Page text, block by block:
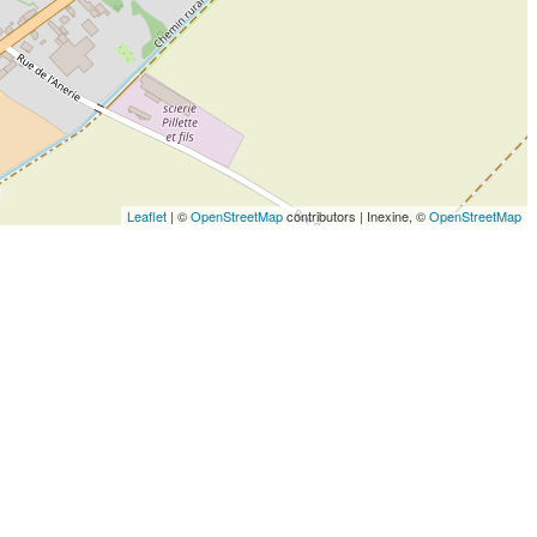
Leaflet | ©OpenStreetMapcontributors | Inexine, ©OpenStreetMap